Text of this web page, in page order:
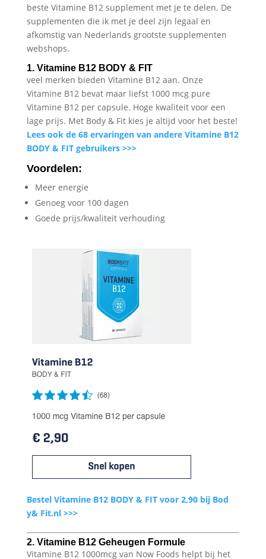
beste Vitamine B12 supplement met je te delen. De
supplementen die ik met je deel zijn legaal en
afkomstig van Nederlands grootste supplementen
webshops.
1. Vitamine B12 BODY & FIT
veel merken bieden Vitamine B12 aan. Onze
Vitamine B12 bevat maar liefst 1000 mcg pure
Vitamine B12 per capsule. Hoge kwaliteit voor een
lage prijs. Met Body & Fit kies je altijd voor het beste!
Lees ook de 68 ervaringen van andere Vitamine B12
BODY & FIT gebruikers >>>
Voordelen:
Meer energie
Genoeg voor 100 dagen
Goede prijs/kwaliteit verhouding
Bestel Vitamine B12 BODY & FIT voor 2,90 bij Bod
y& Fit.nl >>>
2. Vitamine B12 Geheugen Formule
Vitamine B12 1000mcg van Now Foods helpt bij het